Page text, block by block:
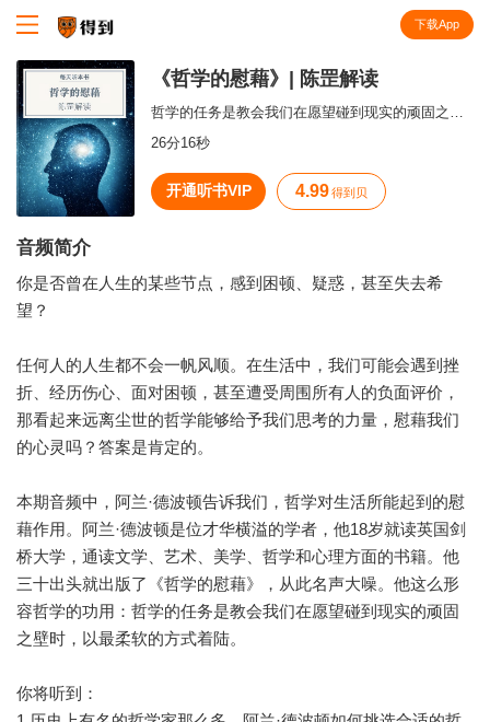
下载App
《哲学的慰藉》| 陈罡解读
哲学的任务是教会我们在愿望碰到现实的顽固之壁时，以一个柔软的方式着陆。
26分16秒
开通听书VIP 4.99 得到贝
音频简介
你是否曾在人生的某些节点，感到困顿、疑惑，甚至失去希
望？
任何人的人生都不会一帆风顺。在生活中，我们可能会遇到挫
折、经历伤心、面对困顿，甚至遭受周围所有人的负面评价，
那看起来远离尘世的哲学能够给予我们思考的力量，慰藉我们
的心灵吗？答案是肯定的。
本期音频中，阿兰·德波顿告诉我们，哲学对生活所能起到的慰
藉作用。阿兰·德波顿是位才华横溢的学者，他18岁就读英国剑
桥大学，通读文学、艺术、美学、哲学和心理方面的书籍。他
三十出头就出版了《哲学的慰藉》，从此名声大噪。他这么形
容哲学的功用：哲学的任务是教会我们在愿望碰到现实的顽固
之壁时，以最柔软的方式着陆。
你将听到：